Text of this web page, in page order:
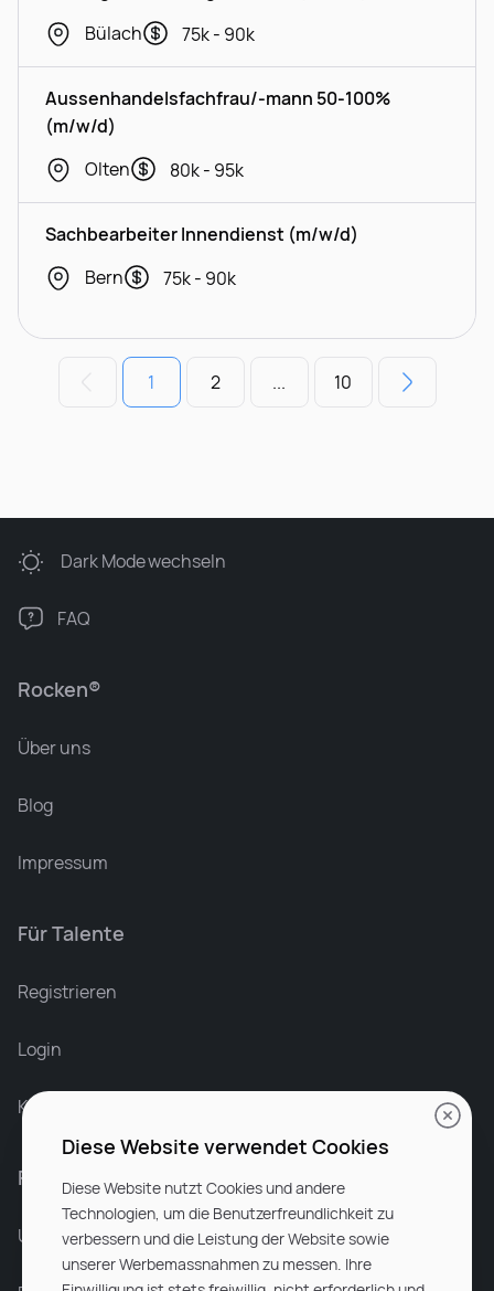
Bülach
75k - 90k
Aussenhandelsfachfrau/-mann 50-100%
(m/w/d)
Olten
80k - 95k
Sachbearbeiter Innendienst (m/w/d)
Bern
75k - 90k
1 2 ... 10
Rocken®
Über uns
Blog
Impressum
Für Talente
Registrieren
Login
Karriere bei Rocken
Für Unternehmen
Unsere Dienstleistungen
Dark Modewechseln
FAQ
Diese Website verwendet Cookies
Diese Website nutzt Cookies und andere
Technologien, um die Benutzerfreundlichkeit zu
verbessern und die Leistung der Website sowie
unserer Werbemassnahmen zu messen. Ihre